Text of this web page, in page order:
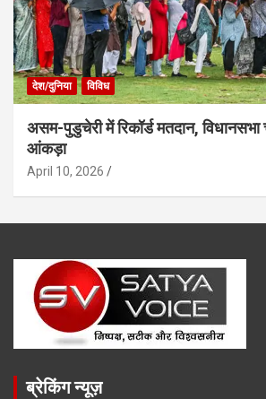
देश/दुनिया विविध
असम-पुडुचेरी में रिकॉर्ड मतदान, विधानसभा
आंकड़ा
April 10, 2026
ब्रेकिंग न्यूज़